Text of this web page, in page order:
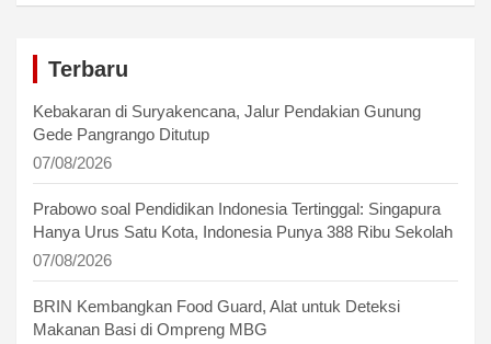
Terbaru
Kebakaran di Suryakencana, Jalur Pendakian Gunung
Gede Pangrango Ditutup
07/08/2026
Prabowo soal Pendidikan Indonesia Tertinggal: Singapura
Hanya Urus Satu Kota, Indonesia Punya 388 Ribu Sekolah
07/08/2026
BRIN Kembangkan Food Guard, Alat untuk Deteksi
Makanan Basi di Ompreng MBG